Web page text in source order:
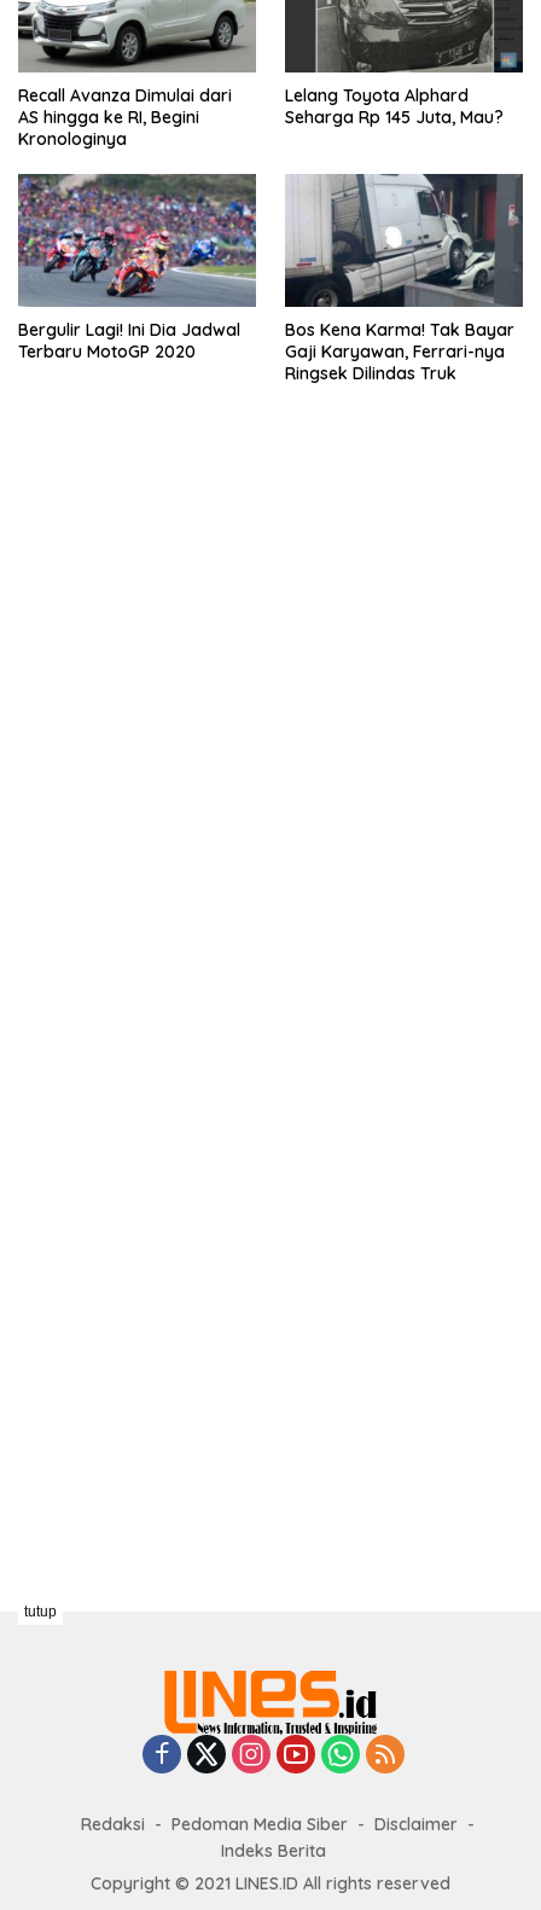
Recall Avanza Dimulai dari
AS hingga ke RI, Begini
Kronologinya
Lelang Toyota Alphard
Seharga Rp 145 Juta, Mau?
Bergulir Lagi! Ini Dia Jadwal
Terbaru MotoGP 2020
Bos Kena Karma! Tak Bayar
Gaji Karyawan, Ferrari-nya
Ringsek Dilindas Truk
Redaksi Pedoman Media Siber
Disclaimer
Indeks Berita
Copyright © 2021 LINES.ID All rights reserved
tutup